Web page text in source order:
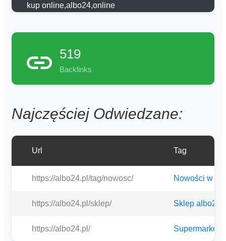
kup online,albo24,online
519
Backlinks
Najczęściej Odwiedzane:
Url Tag
https://albo24.pl/tag/nowosc/ Nowości w
https://albo24.pl/sklep/ Sklep albo24
https://albo24.pl/ Supermarket